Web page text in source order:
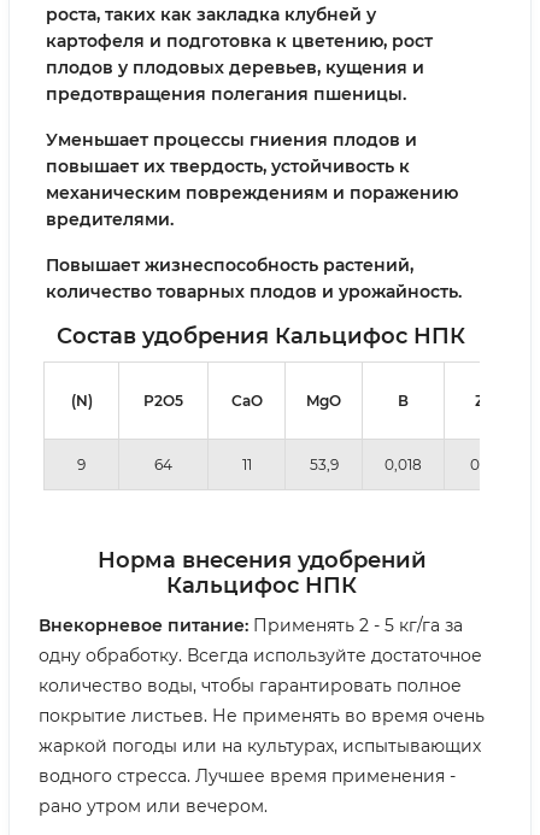
роста, таких как закладка клубней у
картофеля и подготовка к цветению, рост
плодов у плодовых деревьев, кущения и
предотвращения полегания пшеницы.
Уменьшает процессы гниения плодов и
повышает их твердость, устойчивость к
механическим повреждениям и поражению
вредителями.
Повышает жизнеспособность растений,
количество товарных плодов и урожайность.
Состав удобрения Кальцифос НПК
(N) Р2О5 CaO MgO В Zn
9 64 11 53,9 0,018 0.56
Норма внесения удобрений
Кальцифос НПК
Внекорневое питание: Применять 2 - 5 кг/га за
одну обработку. Всегда используйте достаточное
количество воды, чтобы гарантировать полное
покрытие листьев. Не применять во время очень
жаркой погоды или на культурах, испытывающих
водного стресса. Лучшее время применения -
рано утром или вечером.